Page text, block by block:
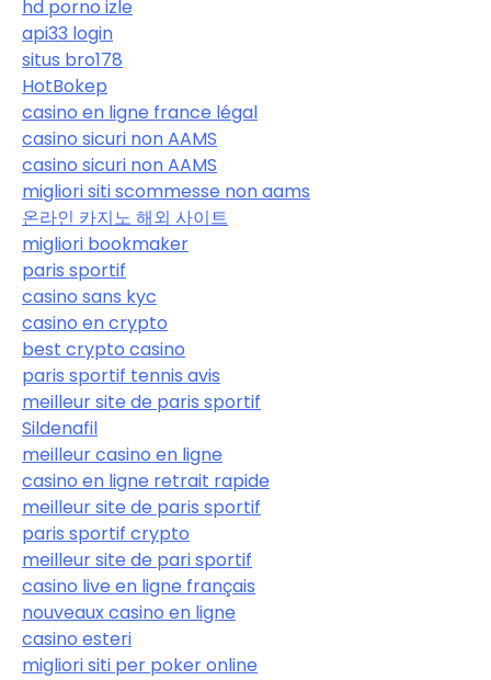
hd porno izle
api33 login
situs bro178
HotBokep
casino en ligne france légal
casino sicuri non AAMS
casino sicuri non AAMS
migliori siti scommesse non aams
온라인 카지노 해외 사이트
migliori bookmaker
paris sportif
casino sans kyc
casino en crypto
best crypto casino
paris sportif tennis avis
meilleur site de paris sportif
Sildenafil
meilleur casino en ligne
casino en ligne retrait rapide
meilleur site de paris sportif
paris sportif crypto
meilleur site de pari sportif
casino live en ligne français
nouveaux casino en ligne
casino esteri
migliori siti per poker online